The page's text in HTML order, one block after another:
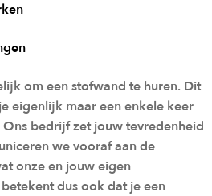
om een stofwand te huren. Dit
eigenlijk maar een enkele keer
bedrijf zet jouw tevredenheid
we vooraf aan de
onze en jouw eigen
dus ook dat je een